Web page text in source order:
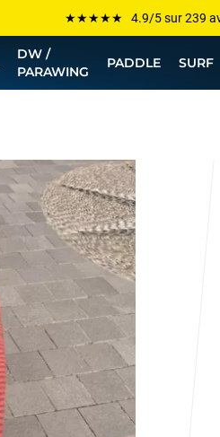
Les plus grandes marques
Jusqu’à -75% de remise
💰 Meilleur prix garanti —
DW /
PARAWING
PADDLE SURF